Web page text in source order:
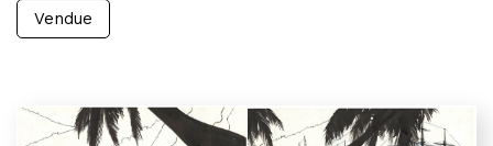
Vendue